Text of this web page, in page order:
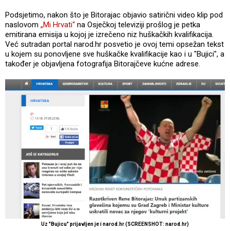
Podsjetimo, nakon što je Bitorajac objavio satirični video klip pod
naslovom „Mi Hrvati“ na Osječkoj televiziji prošlog je petka
emitirana emisija u kojoj je izrečeno niz huškačkih kvalifikacija.
Već sutradan portal narod.hr posvetio je ovoj temi opsežan tekst
u kojem su ponovljene sve huškačke kvalifikacije kao i u "Bujici", a
također je objavljena fotografija Bitorajčeve kućne adrese.
Uz "Bujicu" prijavljen je i narod.hr (SCREENSHOT: narod.hr)